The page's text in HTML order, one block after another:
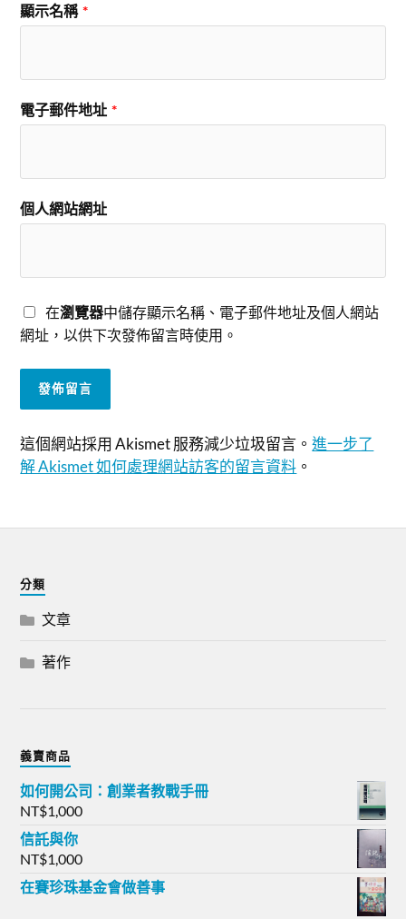
顯示名稱 *
電子郵件地址 *
個人網站網址
在瀏覽器中儲存顯示名稱、電子郵件地址及個人網站
網址，以供下次發佈留言時使用。
這個網站採用 Akismet 服務減少垃圾留言。進一步了
解 Akismet 如何處理網站訪客的留言資料 。
分類
文章
著作
義賣商品
如何開公司：創業者教戰手冊
NT$1,000
信託與你
NT$1,000
在賽珍珠基金會做善事